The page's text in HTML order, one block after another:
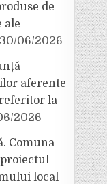
de
ale
30/06/2026
aferente
la
2026
Comuna
local